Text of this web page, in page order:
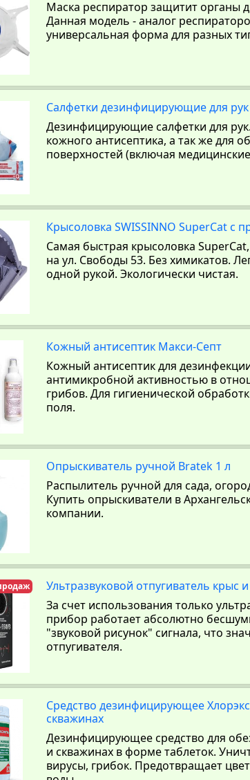
Маска респиратор защитит органы
Данная модель - аналог
универсальная форма для разных
Салфетки дезинфицирующие для
Дезинфицирующие салфетки для
кожного антисептика, а так же для
поверхностей (включая
Крысоловка SWISSINNO SuperCat
Самая быстрая крысоловка
на ул. Свободы 53. Без химикатов.
одной рукой. Экологически чистая.
Кожный антисептик Макси-Септ
Кожный антисептик для
антимикробной активностью в
грибов. Для гигиенической
поля.
Опрыскиватель ручной Bratek 1 л
Распылитель ручной для сада,
Купить опрыскиватели в
компании.
Ультразвуковой отпугиватель крыс
За счет использования только
прибор работает абсолютно
"звуковой рисунок" сигнала, что
отпугивателя.
Средство дезинфицирующее
скважинах
Дезинфицирующее средство для
и скважинах в форме таблеток.
вирусы, грибок. Предотвращает